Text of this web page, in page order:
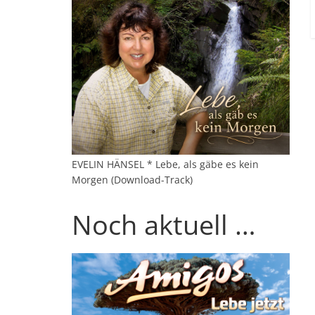
EVELIN HÄNSEL * Lebe, als gäbe es kein
Morgen (Download-Track)
Noch aktuell …